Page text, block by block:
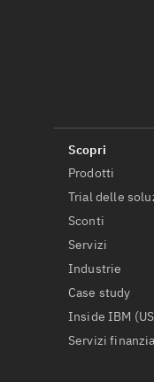
Prodotti
Trial delle
Sconti
Servizi
Industrie
Case study
Inside IBM
Servizi